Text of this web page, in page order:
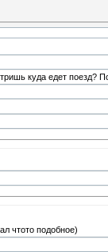
куда едет поезд?
чтото подобное)